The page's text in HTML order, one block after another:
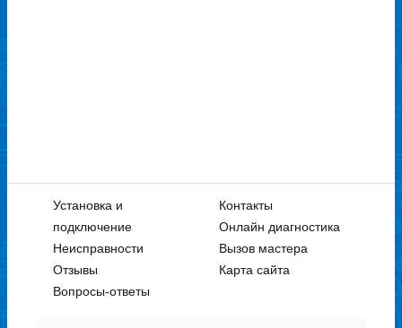
Установка и
подключение
Неисправности
Отзывы
Вопросы-ответы
Контакты
Онлайн диагностика
Вызов мастера
Карта сайта